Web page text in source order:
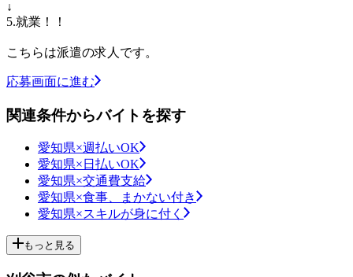
↓
5.就業！！
こちらは派遣の求人です。
応募画面に進む
関連条件からバイトを探す
愛知県×週払いOK
愛知県×日払いOK
愛知県×交通費支給
愛知県×食事、まかない付き
愛知県×スキルが身に付く
もっと見る